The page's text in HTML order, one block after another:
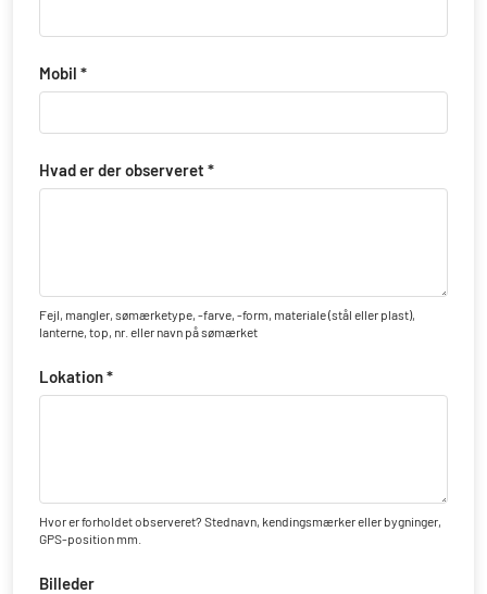
Mobil *
Hvad er der observeret *
Fejl, mangler, sømærketype, -farve, -form, materiale (stål eller plast),
lanterne, top, nr. eller navn på sømærket
Lokation *
Hvor er forholdet observeret? Stednavn, kendingsmærker eller bygninger,
GPS-position mm.
Billeder